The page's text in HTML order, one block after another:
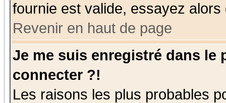
fournie est valide, essayez
Revenir en haut de page
Je me suis enregistré dans le
connecter ?!
Les raisons les plus probables